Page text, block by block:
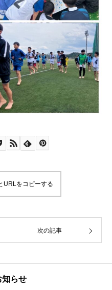
URLをコピーする
次の記事
知らせ